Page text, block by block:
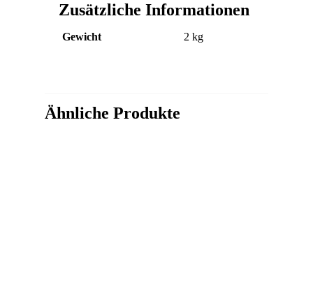
Zusätzliche Informationen
Gewicht 2 kg
Ähnliche Produkte